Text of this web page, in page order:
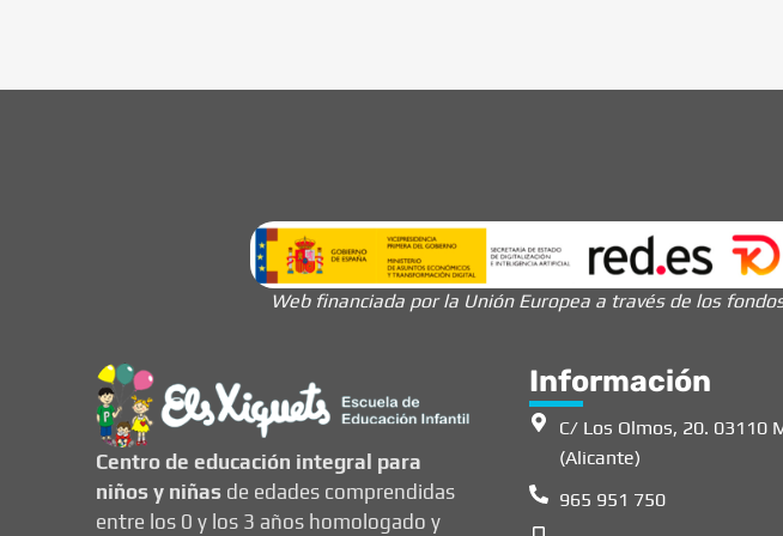
Web financiada por la Unión Europea a través de los
Centro de educación integral para
niños y niñas de edades comprendidas
entre los 0 y los 3 años homologado y
Información
C/ Los Olmos, 20. 03110
(Alicante)
965 951 750